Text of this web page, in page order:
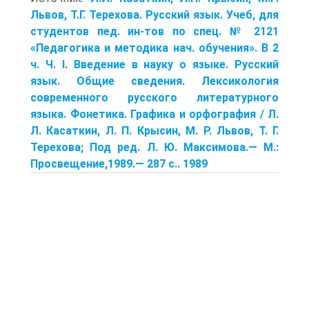
Львов, Т.Г. Терехова. Русский язык. Учеб, для
студентов пед. ин-тов по спец. № 2121
«Педагогика и методика нач. обучения». В 2
ч. Ч. I. Введение в науку о языке. Русский
язык. Общие сведения. Лексикология
современного русского литературного
языка. Фонетика. Графика и орфография / Л.
Л. Касаткин, Л. П. Крысин, М. Р. Львов, Т. Г.
Терехова; Под ред. Л. Ю. Максимова.— М.:
Просвещение,1989.— 287 с.. 1989